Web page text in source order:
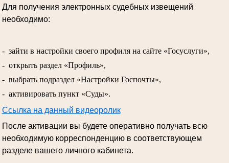
Для получения электронных судебных извещений
необходимо:
- зайти в настройки своего профиля на сайте «Госуслуги»,
- открыть раздел «Профиль»,
- выбрать подраздел «Настройки Госпочты»,
- активировать пункт «Суды».
Ссылка на данный видеоролик
После активации вы будете оперативно получать всю
необходимую корреспонденцию в соответствующем
разделе вашего личного кабинета.